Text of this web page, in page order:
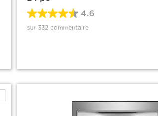
4.6
sur 332 commentaire